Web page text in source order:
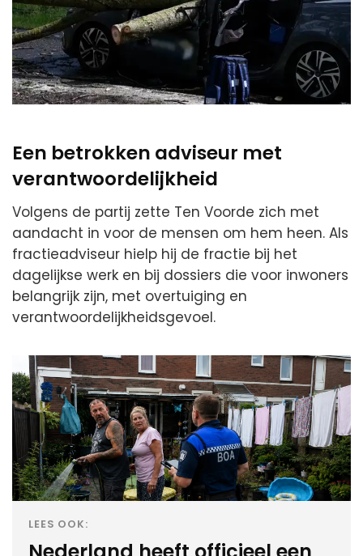
Een betrokken adviseur met
verantwoordelijkheid
Volgens de partij zette Ten Voorde zich met
aandacht in voor de mensen om hem heen. Als
fractieadviseur hielp hij de fractie bij het
dagelijkse werk en bij dossiers die voor inwoners
belangrijk zijn, met overtuiging en
verantwoordelijkheidsgevoel.
LEES OOK: